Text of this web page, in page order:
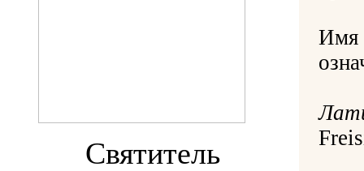
Святитель
Имя